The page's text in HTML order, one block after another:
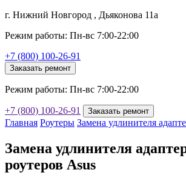
г. Нижний Новгород , Дьяконова 11а
Режим работы: Пн-вс 7:00-22:00
+7 (800) 100-26-91
Заказать ремонт
Режим работы: Пн-вс 7:00-22:00
+7 (800) 100-26-91 Заказать ремонт
Главная Роутеры Замена удлинителя
Замена удлинителя
роутеров Asus